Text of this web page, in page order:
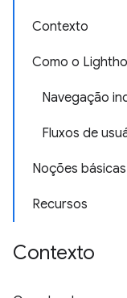
Contexto
Como o
Navegação
Fluxos de
Noções
Recursos
Contexto